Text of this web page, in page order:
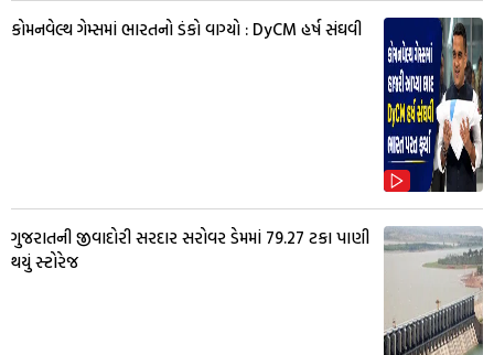
કોમનવેલ્થ ગેમ્સમાં ભારતનો ડંકો વાગ્યો : DyCM હર્ષ સંઘવી
ગુજરાતની જીવાદોરી સરદાર સરોવર ડેમમાં 79.27 ટકા પાણી
થયું સ્ટોરેજ